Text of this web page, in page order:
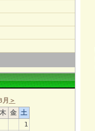
＞
木 金 土
1